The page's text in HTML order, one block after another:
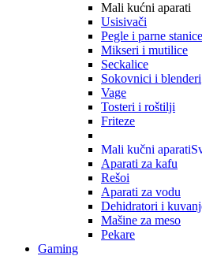
Mali kućni aparati
Usisivači
Pegle i parne stanice
Mikseri i mutilice
Seckalice
Sokovnici i blenderi
Vage
Tosteri i roštilji
Friteze
Mali kučni aparati
Aparati za kafu
Rešoi
Aparati za vodu
Dehidratori i
Mašine za meso
Pekare
Gaming